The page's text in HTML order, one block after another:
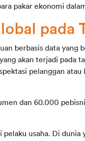
pakar ekonomi
pada
berbasis data yang
akan terjadi pada
pelanggan
dan 60.000
pelaku usaha. Di